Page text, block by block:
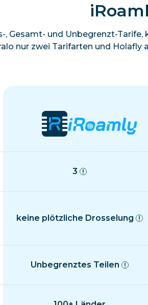
, Gesamt- und Unbegrenzt-
nur zwei Tarifarten und
3
keine plötzliche Drosselung
Unbegrenztes Teilen